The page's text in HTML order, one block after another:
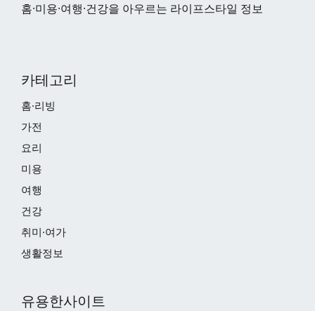
홈·미용·여행·건강을 아우르는 라이프스타일 정보
카테고리
홈·리빙
가전
요리
미용
여행
건강
취미·여가
생활정보
유용한사이트